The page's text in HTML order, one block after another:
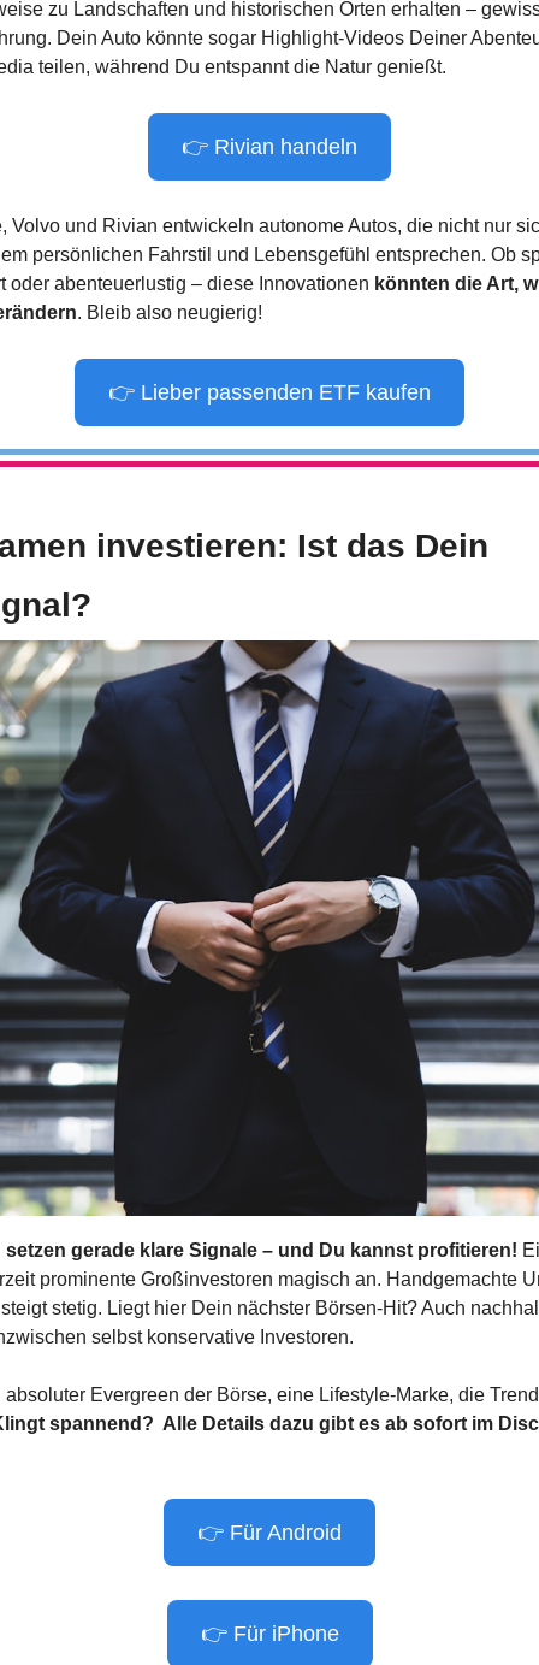
zu Landschaften und historischen Orten erhalten –
Dein Auto könnte sogar Highlight-Videos Deiner
teilen, während Du entspannt die Natur genießt.
👉 Rivian handeln
Volvo und Rivian entwickeln autonome Autos, die nicht nur
persönlichen Fahrstil und Lebensgefühl entsprechen. Ob
oder abenteuerlustig – diese Innovationen könnten die Art,
. Bleib also neugierig!
👉 Lieber passenden ETF kaufen
investieren: Ist das Dein
gerade klare Signale – und Du kannst profitieren!
prominente Großinvestoren magisch an. Handgemachte
stetig. Liegt hier Dein nächster Börsen-Hit? Auch
selbst konservative Investoren.
Evergreen der Börse, eine Lifestyle-Marke, die
spannend?  Alle Details dazu gibt es ab sofort im
👉 Für Android
👉 Für iPhone